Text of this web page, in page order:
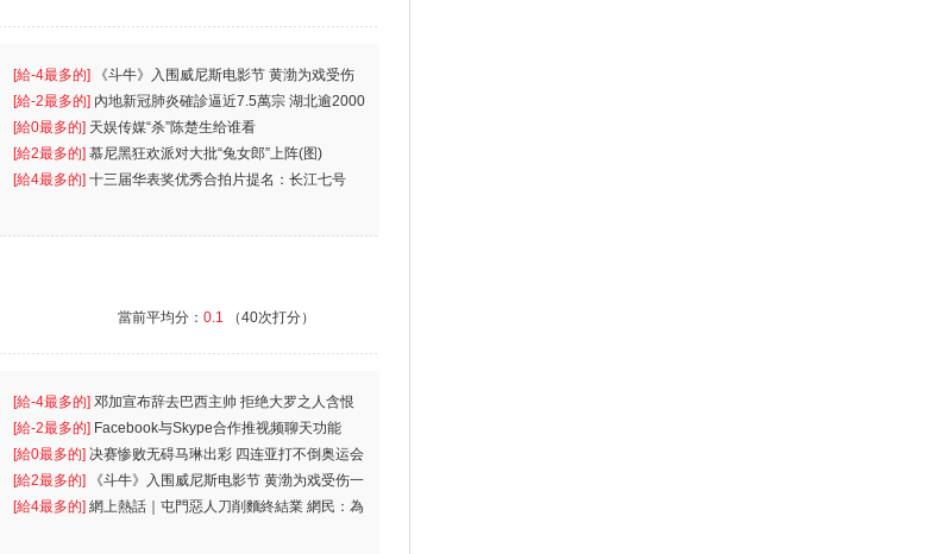
[給-4最多的]
《斗牛》入围威尼斯电影节 黄渤为戏受伤
一
[給-2最多的] 內地新冠肺炎確診逼近7.5萬宗 湖北逾2000
人
[給0最多的] 天娱传媒“杀”陈楚生给谁看
[給2最多的] 慕尼黑狂欢派对大批“兔女郎”上阵(图)
[給4最多的] 十三届华表奖优秀合拍片提名：长江七号
當前平均分： 0.1 （40次打分）
[給-4最多的] 邓加宣布辞去巴西主帅 拒绝大罗之人含恨
离
[給-2最多的] Facebook与Skype合作推视频聊天功能
[給0最多的] 决赛惨败无碍马琳出彩 四连亚打不倒奥运会
[給2最多的]
《斗牛》入围威尼斯电影节 黄渤为戏受伤一
[給4最多的] 網上熱話｜屯門惡人刀削麵終結業 網民：為